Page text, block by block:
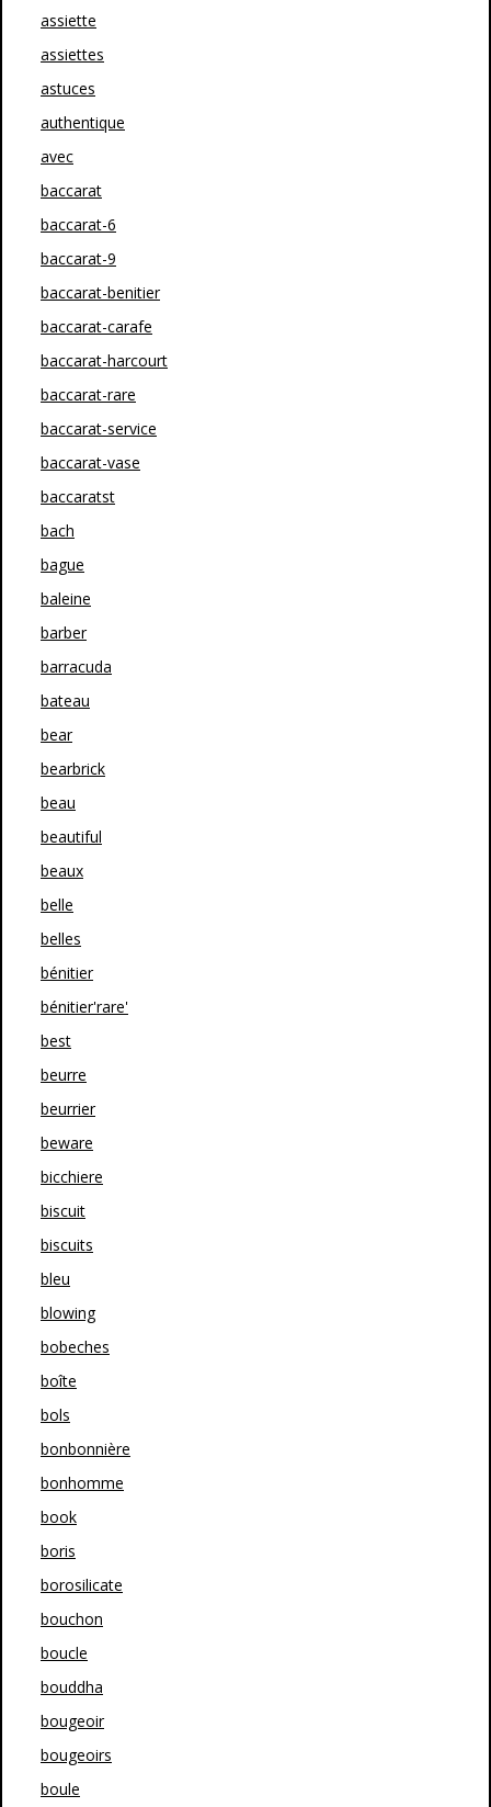
assiette
assiettes
astuces
authentique
avec
baccarat
baccarat-6
baccarat-9
baccarat-benitier
baccarat-carafe
baccarat-harcourt
baccarat-rare
baccarat-service
baccarat-vase
baccaratst
bach
bague
baleine
barber
barracuda
bateau
bear
bearbrick
beau
beautiful
beaux
belle
belles
bénitier
bénitier'rare'
best
beurre
beurrier
beware
bicchiere
biscuit
biscuits
bleu
blowing
bobeches
boîte
bols
bonbonnière
bonhomme
book
boris
borosilicate
bouchon
boucle
bouddha
bougeoir
bougeoirs
boule